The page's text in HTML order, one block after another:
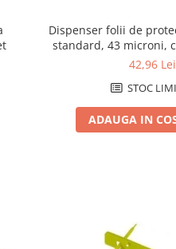
Dispenser folii de
42,96 Lei
STOC
ADAUGA IN